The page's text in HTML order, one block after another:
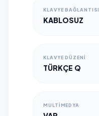
KLAVYE BAĞLANTISI
KABLOSUZ
KLAVYE DÜZENI
TÜRKÇE Q
MULTIMEDYA